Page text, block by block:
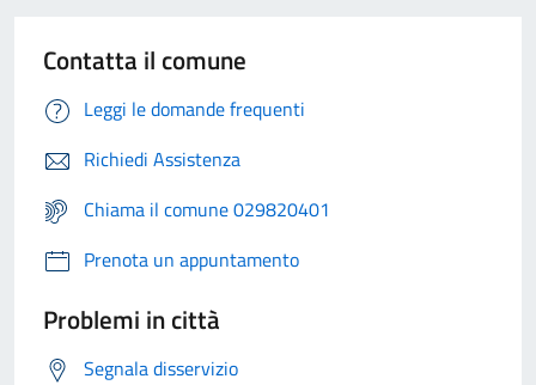
Contatta il comune
Leggi le domande frequenti
Richiedi Assistenza
Chiama il comune 029820401
Prenota un appuntamento
Problemi in città
Segnala disservizio